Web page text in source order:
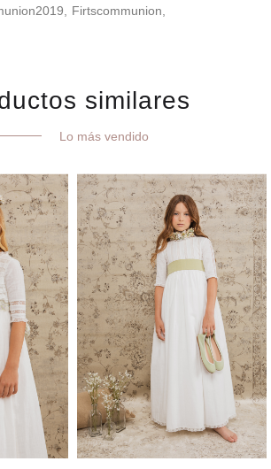
Firtscommunion
similares
Lo más vendido